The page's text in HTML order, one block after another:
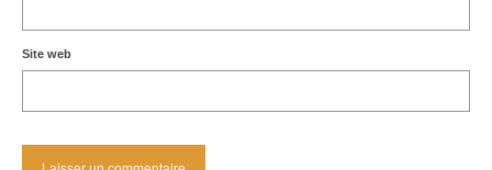
Site web